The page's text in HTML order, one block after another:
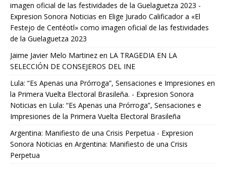
imagen oficial de las festividades de la Guelaguetza 2023 -
Expresion Sonora Noticias en Elige Jurado Calificador a «El
Festejo de Centéotl» como imagen oficial de las festividades
de la Guelaguetza 2023
Jaime Javier Melo Martinez en LA TRAGEDIA EN LA
SELECCIÓN DE CONSEJEROS DEL INE
Lula: “Es Apenas una Prórroga”, Sensaciones e Impresiones en
la Primera Vuelta Electoral Brasileña. - Expresion Sonora
Noticias en Lula: “Es Apenas una Prórroga”, Sensaciones e
Impresiones de la Primera Vuelta Electoral Brasileña
Argentina: Manifiesto de una Crisis Perpetua - Expresion
Sonora Noticias en Argentina: Manifiesto de una Crisis
Perpetua